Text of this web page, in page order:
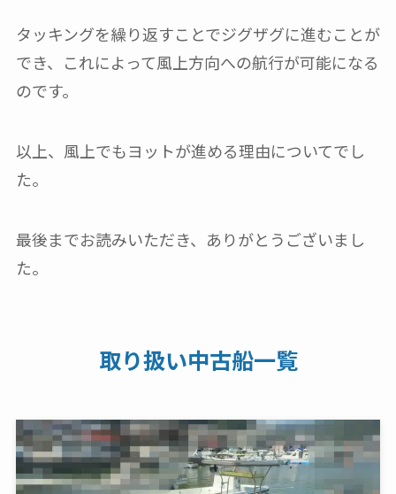
タッキングを繰り返すことでジグザグに進むことが
でき、これによって風上方向への航行が可能になる
のです。
以上、風上でもヨットが進める理由についてでし
た。
最後までお読みいただき、ありがとうございまし
た。
取り扱い中古船一覧